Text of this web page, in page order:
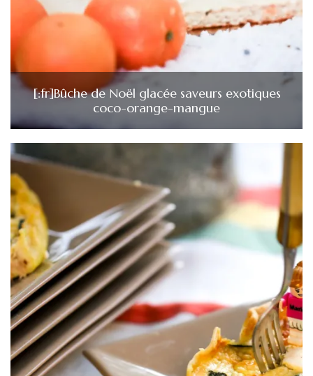
[:fr]Bûche de Noël glacée saveurs exotiques
coco-orange-mangue